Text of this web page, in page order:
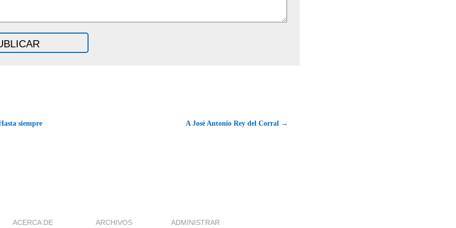
siempre A José Antonio Rey del Corral →
ACERCA DE ARCHIVOS ADMINISTRAR